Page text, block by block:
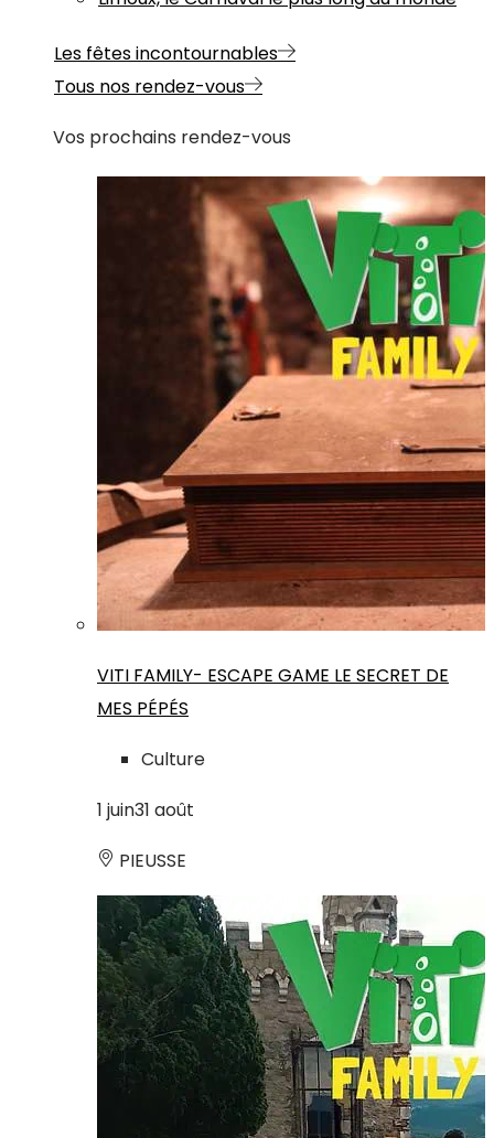
Les fêtes incontournables
Tous nos rendez-vous
Vos prochains rendez-vous
VITI FAMILY- ESCAPE GAME LE SECRET DE
MES PÉPÉS
Culture
1 juin31 août
PIEUSSE